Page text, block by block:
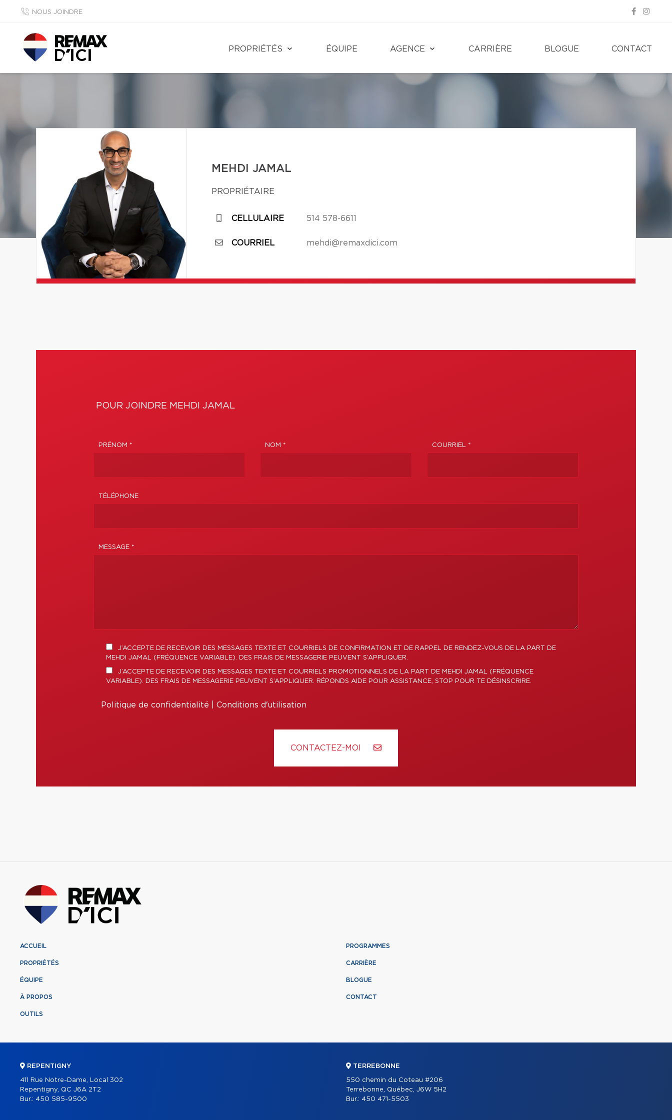
NOUS JOINDRE
PROPRIÉTÉS ÉQUIPE AGENCE CARRIÈRE BLOGUE CONTACT
MEHDI JAMAL
PROPRIÉTAIRE
CELLULAIRE 514 578-6611
COURRIEL mehdi@remaxdici.com
POUR JOINDRE MEHDI JAMAL
PRÉNOM * NOM * COURRIEL *
TÉLÉPHONE
MESSAGE *
J’ACCEPTE DE RECEVOIR DES MESSAGES TEXTE ET COURRIELS DE CONFIRMATION ET DE RAPPEL DE RENDEZ-VOUS DE LA PART DE
MEHDI JAMAL (FRÉQUENCE VARIABLE). DES FRAIS DE MESSAGERIE PEUVENT S’APPLIQUER.
J’ACCEPTE DE RECEVOIR DES MESSAGES TEXTE ET COURRIELS PROMOTIONNELS DE LA PART DE MEHDI JAMAL (FRÉQUENCE
VARIABLE). DES FRAIS DE MESSAGERIE PEUVENT S’APPLIQUER. RÉPONDS AIDE POUR ASSISTANCE, STOP POUR TE DÉSINSCRIRE.
Politique de confidentialité Conditions d'utilisation
CONTACTEZ-MOI
ACCUEIL
PROPRIÉTÉS
ÉQUIPE
À PROPOS
OUTILS
PROGRAMMES
CARRIÈRE
BLOGUE
CONTACT
REPENTIGNY
411 Rue Notre-Dame, Local 302
Repentigny, QC J6A 2T2
Bur.: 450 585-9500
TERREBONNE
550 chemin du Coteau #206
Terrebonne, Québec, J6W 5H2
Bur.: 450 471-5503